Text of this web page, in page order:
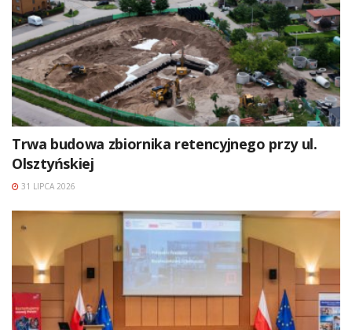
Trwa budowa zbiornika retencyjnego przy ul.
Olsztyńskiej
31 LIPCA 2026